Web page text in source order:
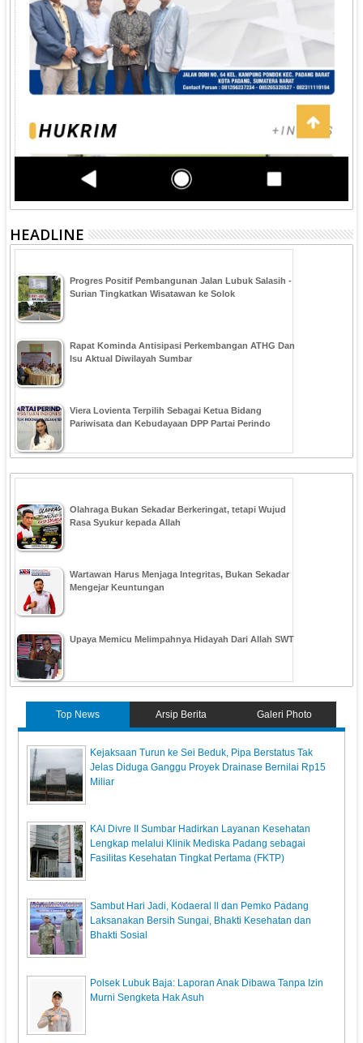
HEADLINE
Progres Positif Pembangunan Jalan Lubuk Salasih -
Surian Tingkatkan Wisatawan ke Solok
Rapat Kominda Antisipasi Perkembangan ATHG Dan
Isu Aktual Diwilayah Sumbar
Viera Lovienta Terpilih Sebagai Ketua Bidang
Pariwisata dan Kebudayaan DPP Partai Perindo
Olahraga Bukan Sekadar Berkeringat, tetapi Wujud
Rasa Syukur kepada Allah
Wartawan Harus Menjaga Integritas, Bukan Sekadar
Mengejar Keuntungan
Upaya Memicu Melimpahnya Hidayah Dari Allah SWT
Top News Arsip Berita Galeri Photo
Kejaksaan Turun ke Sei Beduk, Pipa Berstatus Tak
Jelas Diduga Ganggu Proyek Drainase Bernilai Rp15
Miliar
KAI Divre II Sumbar Hadirkan Layanan Kesehatan
Lengkap melalui Klinik Mediska Padang sebagai
Fasilitas Kesehatan Tingkat Pertama (FKTP)
Sambut Hari Jadi, Kodaeral ll dan Pemko Padang
Laksanakan Bersih Sungai, Bhakti Kesehatan dan
Bhakti Sosial
Polsek Lubuk Baja: Laporan Anak Dibawa Tanpa Izin
Murni Sengketa Hak Asuh